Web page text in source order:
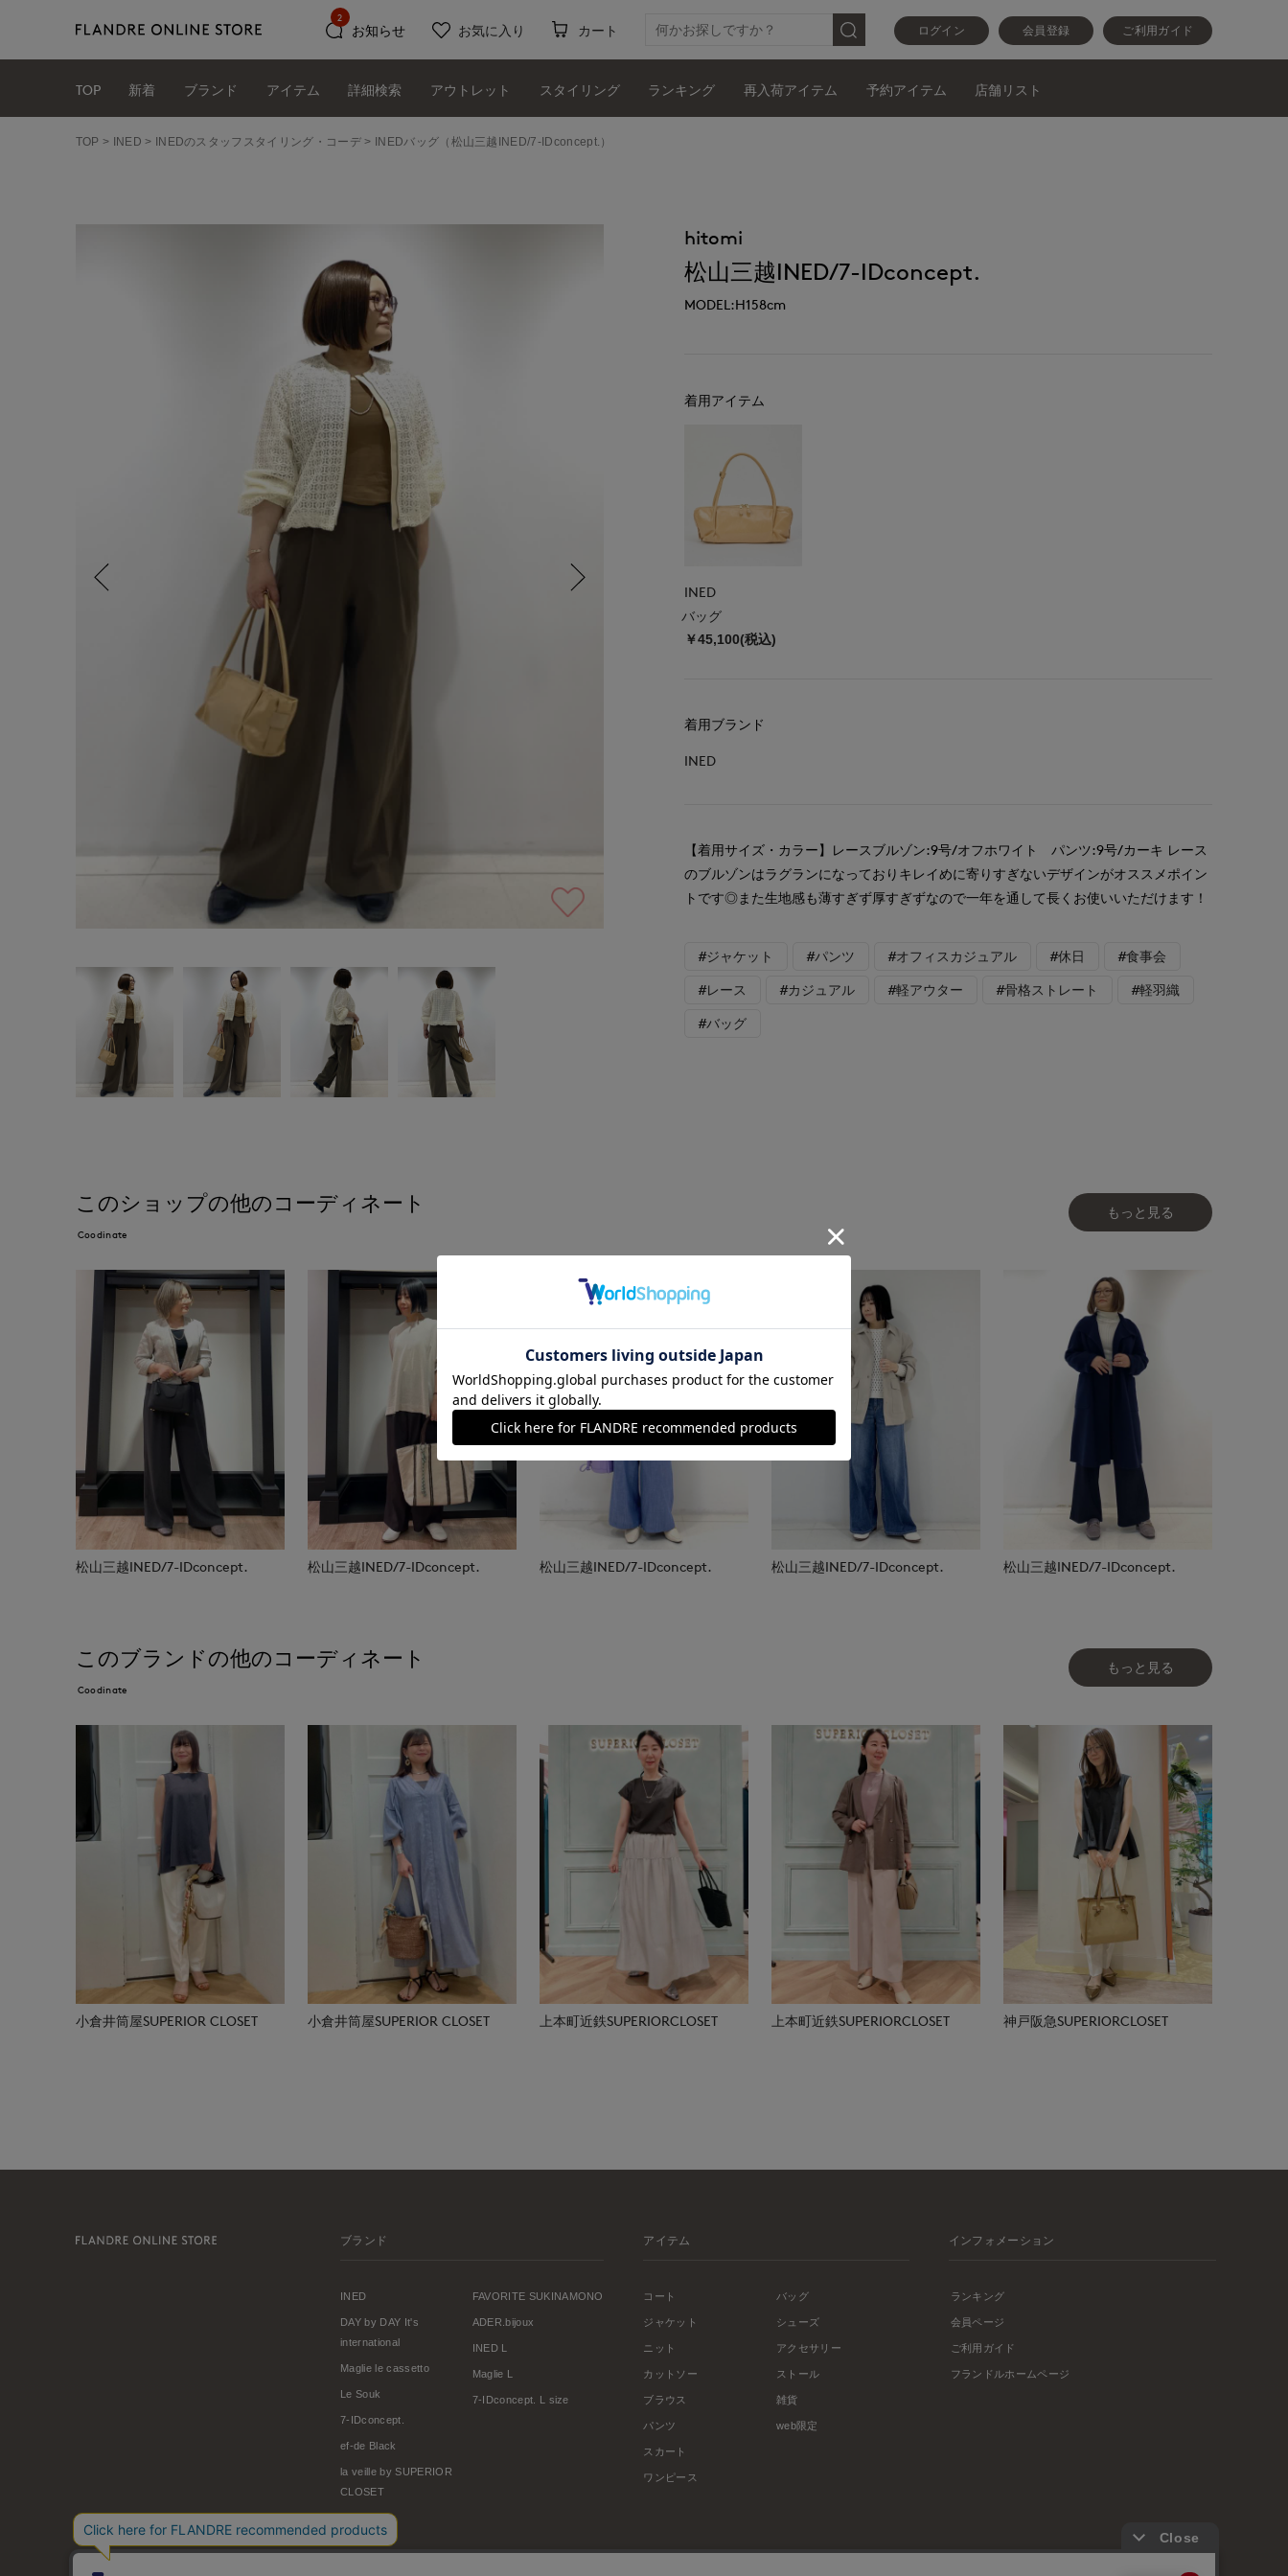
ログイン 会員登録 ご利用ガイド
お知らせ
2
お気に入り カート
TOP 新着 ブランド アイテム 詳細検索 アウトレット スタイリング ランキング 再入荷アイテム 予約アイテム 店舗リスト
TOP INED INEDのスタッフスタイリング・コーデ INEDバッグ（松山三越INED/7-IDconcept.）
hitomi
松山三越INED/7-IDconcept.
MODEL:H158cm
着用アイテム
INED
バッグ
￥45,100(税込)
着用ブランド
INED
【着用サイズ・カラー】レースブルゾン:9号/オフホワイト パンツ:9号/カーキ レース
のブルゾンはラグランになっておりキレイめに寄りすぎないデザインがオススメポイン
トです◎また生地感も薄すぎず厚すぎずなので一年を通して長くお使いいただけます！
#ジャケット #パンツ #オフィスカジュアル #休日 #食事会
#レース #カジュアル #軽アウター #骨格ストレート #軽羽織
#バッグ
このショップの他のコーディネート
Coodinate
もっと見る
松山三越INED/7-IDconcept. 松山三越INED/7-IDconcept. 松山三越INED/7-IDconcept. 松山三越INED/7-IDconcept. 松山三越INED/7-IDconcept.
このブランドの他のコーディネート
Coodinate
もっと見る
小倉井筒屋SUPERIOR CLOSET 小倉井筒屋SUPERIOR CLOSET 上本町近鉄SUPERIORCLOSET 上本町近鉄SUPERIORCLOSET 神戸阪急SUPERIORCLOSET
ブランド
INED
DAY by DAY It's
international
Maglie le cassetto
Le Souk
7-IDconcept.
ef-de Black
la veille by SUPERIOR
CLOSET
FAVORITE SUKINAMONO
ADER.bijoux
INED L
Maglie L
7-IDconcept. L size
アイテム
コート
ジャケット
ニット
カットソー
ブラウス
パンツ
スカート
ワンピース
バッグ
シューズ
アクセサリー
ストール
雑貨
web限定
インフォメーション
ランキング
会員ページ
ご利用ガイド
フランドルホームページ